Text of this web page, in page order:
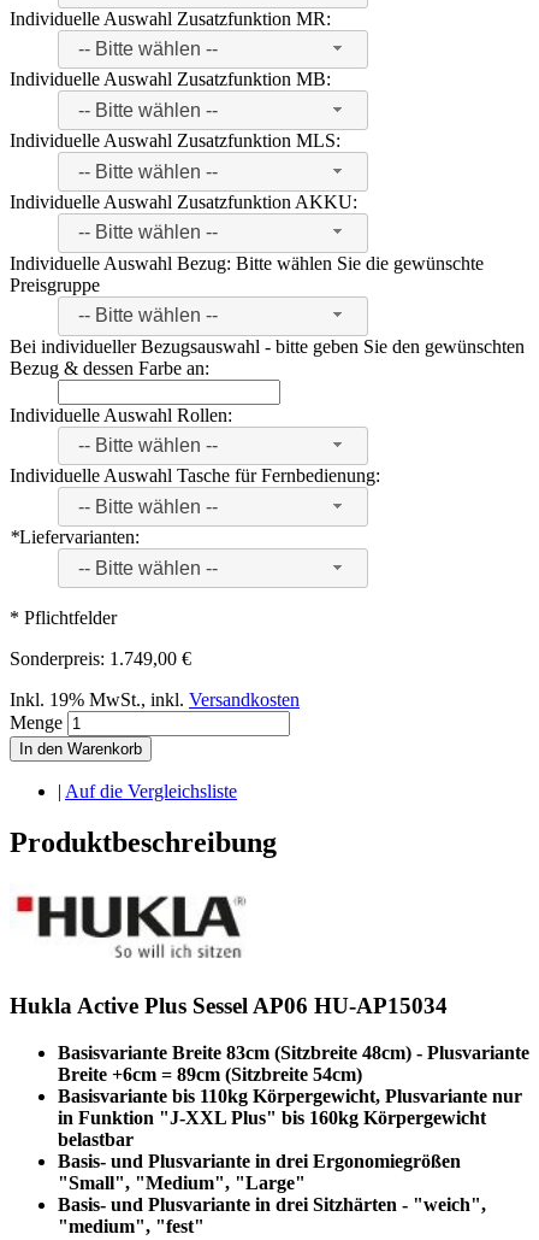
Individuelle Auswahl Zusatzfunktion MR:
-- Bitte wählen --
Individuelle Auswahl Zusatzfunktion MB:
-- Bitte wählen --
Individuelle Auswahl Zusatzfunktion MLS:
-- Bitte wählen --
Individuelle Auswahl Zusatzfunktion AKKU:
-- Bitte wählen --
Individuelle Auswahl Bezug: Bitte wählen Sie die gewünschte
Preisgruppe
-- Bitte wählen --
Bei individueller Bezugsauswahl - bitte geben Sie den gewünschten
Bezug & dessen Farbe an:
Individuelle Auswahl Rollen:
-- Bitte wählen --
Individuelle Auswahl Tasche für Fernbedienung:
-- Bitte wählen --
*Liefervarianten:
-- Bitte wählen --
* Pflichtfelder
Sonderpreis: 1.749,00 €
Inkl. 19% MwSt., inkl. Versandkosten
Menge
In den Warenkorb
| Auf die Vergleichsliste
Produktbeschreibung
Hukla Active Plus Sessel AP06 HU-AP15034
Basisvariante Breite 83cm (Sitzbreite 48cm) - Plusvariante
Breite +6cm = 89cm (Sitzbreite 54cm)
Basisvariante bis 110kg Körpergewicht, Plusvariante nur
in Funktion "J-XXL Plus" bis 160kg Körpergewicht
belastbar
Basis- und Plusvariante in drei Ergonomiegrößen
"Small", "Medium", "Large"
Basis- und Plusvariante in drei Sitzhärten - "weich",
"medium", "fest"